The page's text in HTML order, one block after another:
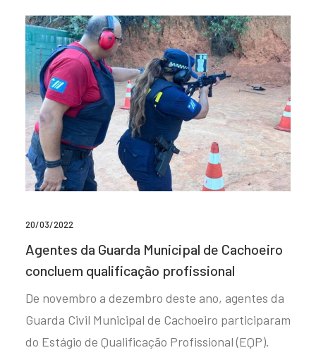
20/03/2022
Agentes da Guarda Municipal de Cachoeiro
concluem qualificação profissional
De novembro a dezembro deste ano, agentes da
Guarda Civil Municipal de Cachoeiro participaram
do Estágio de Qualificação Profissional (EQP).